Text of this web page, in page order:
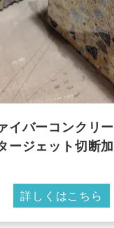
イバーコンクリ
ージェット切断
詳しくはこちら